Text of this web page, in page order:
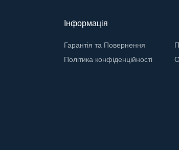
Інформація
Гарантія та Повернення
Політика конфіденційності